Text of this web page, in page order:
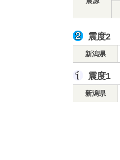
震度2
新潟県
震度1
新潟県